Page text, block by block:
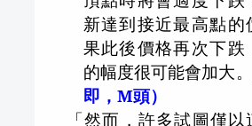
新達到接近最高點的
果此後價格再次下跌
的幅度很可能會加大。
即， M頭）
「然而，許多試圖僅